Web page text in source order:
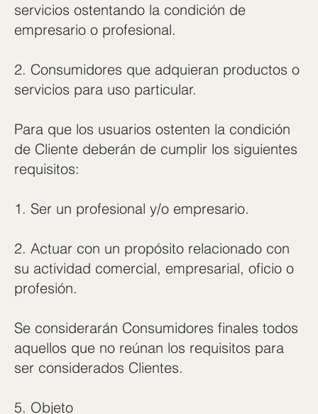
servicios ostentando la condición de
empresario o profesional.
2. Consumidores que adquieran productos o
servicios para uso particular.
Para que los usuarios ostenten la condición
de Cliente deberán de cumplir los siguientes
requisitos:
1. Ser un profesional y/o empresario.
2. Actuar con un propósito relacionado con
su actividad comercial, empresarial, oficio o
profesión.
Se considerarán Consumidores finales todos
aquellos que no reúnan los requisitos para
ser considerados Clientes.
5. Objeto